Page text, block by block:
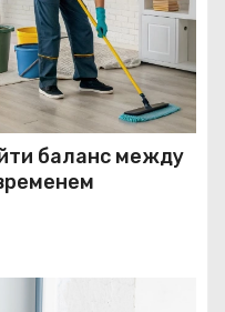
баланс между